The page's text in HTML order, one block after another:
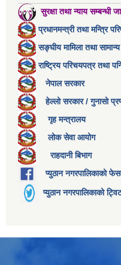
सुरक्षा तथा न्याय सम्बन्धी
प्रधानमन्त्री तथा मन्त्रि
सङ्घीय मामिला तथा
राष्ट्रिय परिचयपत्र तथा
नेपाल सरकार
हेल्लो सरकार / गुनासो
गृह मन्त्रालय
लोक सेवा आयोग
राहदानी बिभाग
प्युठान नगरपालिकाको
प्युठान नगरपालिकाको